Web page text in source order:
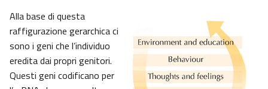
Alla base di questa
raffigurazione gerarchica ci
sono i geni che l’individuo
eredita dai propri genitori.
Questi geni codificano per